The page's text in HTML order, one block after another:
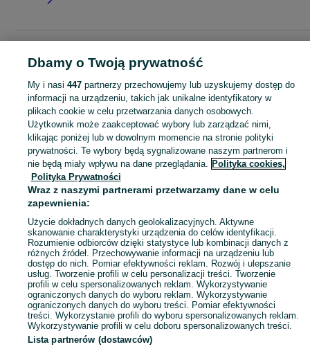
Pierścionki - Ostrów Wielkopolski
KATEGORIA
Zobacz
Mapa kategorii
Mapa miejscowości
Mapa ministron
Popularne wyszukiwania
Dbamy o Twoją prywatność
My i nasi 447partnerzy przechowujemy lub uzyskujemy dostęp do
informacji na urządzeniu, takich jak unikalne identyfikatory w
plikach cookie w celu przetwarzania danych osobowych.
Użytkownik może zaakceptować wybory lub zarządzać nimi,
klikając poniżej lub w dowolnym momencie na stronie polityki
prywatności. Te wybory będą sygnalizowane naszym partnerom i
nie będą miały wpływu na dane przeglądania. Polityka cookies,
Polityka Prywatności
Wraz z naszymi partnerami przetwarzamy dane w celu
zapewnienia:
Użycie dokładnych danych geolokalizacyjnych. Aktywne
skanowanie charakterystyki urządzenia do celów identyfikacji.
Rozumienie odbiorców dzięki statystyce lub kombinacji danych z
różnych źródeł. Przechowywanie informacji na urządzeniu lub
dostęp do nich. Pomiar efektywności reklam. Rozwój i ulepszanie
usług. Tworzenie profili w celu personalizacji treści. Tworzenie
profili w celu spersonalizowanych reklam. Wykorzystywanie
ograniczonych danych do wyboru reklam. Wykorzystywanie
ograniczonych danych do wyboru treści. Pomiar efektywności
treści. Wykorzystanie profili do wyboru spersonalizowanych reklam.
Wykorzystywanie profili w celu doboru spersonalizowanych treści.
Lista partnerów (dostawców)